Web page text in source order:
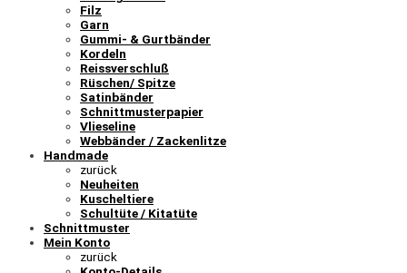
Filz
Garn
Gummi- & Gurtbänder
Kordeln
Reissverschluß
Rüschen/ Spitze
Satinbänder
Schnittmusterpapier
Vlieseline
Webbänder / Zackenlitze
Handmade
zurück
Neuheiten
Kuscheltiere
Schultüte / Kitatüte
Schnittmuster
Mein Konto
zurück